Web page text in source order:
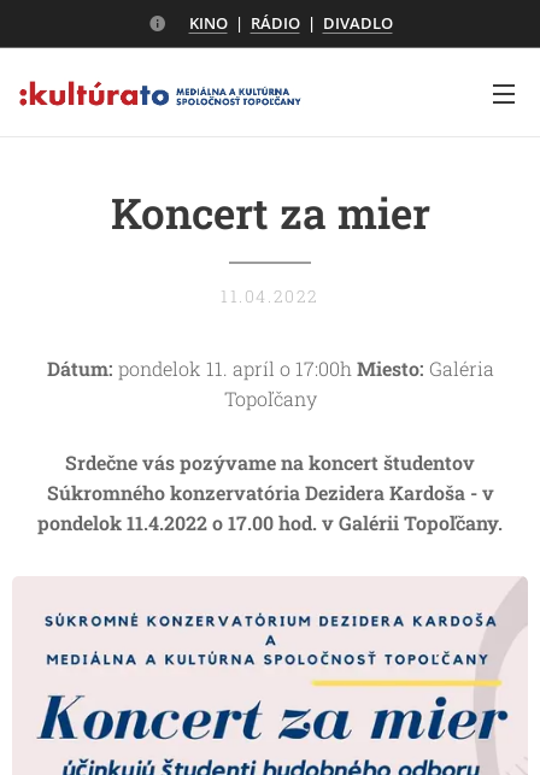
KINO| RÁDIO| DIVADLO
Koncert za mier
11.04.2022
Dátum: pondelok 11. apríl o 17:00h Miesto: Galéria
Topoľčany
Srdečne vás pozývame na koncert študentov
Súkromného konzervatória Dezidera Kardoša - v
pondelok 11.4.2022 o 17.00 hod. v Galérii Topoľčany.